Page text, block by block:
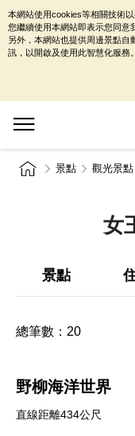
景點 觀光景點
女
景點
總筆數： 20
野柳海洋世界
直線距離434公尺
本網站使用cookies等相關技術
您繼續使用本網站即表示您同意
另外，本網站也提供周邊景點自
訊，以開啟及使用此智慧化服務。